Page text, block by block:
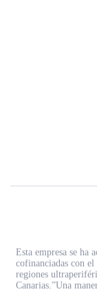
Esta empresa se ha
cofinanciadas con
regiones
Canarias.”Una